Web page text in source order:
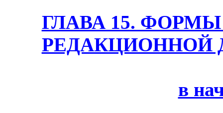
ГЛАВА 15.
РЕДАКЦИОННОЙ
в